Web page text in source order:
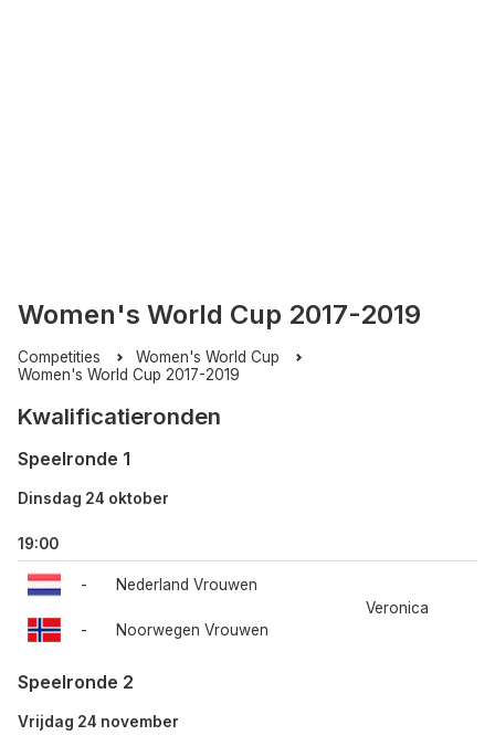
Women's World Cup 2017-2019
Competities
Women's World Cup
Women's World Cup 2017-2019
Kwalificatieronden
Speelronde 1
Dinsdag 24 oktober
19:00
-
-
Nederland Vrouwen
Noorwegen Vrouwen
Veronica
Speelronde 2
Vrijdag 24 november